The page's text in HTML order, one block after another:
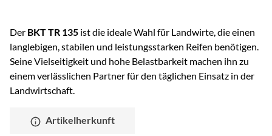
Der BKT TR 135 ist die ideale Wahl für Landwirte, die einen
langlebigen, stabilen und leistungsstarken Reifen benötigen.
Seine Vielseitigkeit und hohe Belastbarkeit machen ihn zu
einem verlässlichen Partner für den täglichen Einsatz in der
Landwirtschaft.
Artikelherkunft